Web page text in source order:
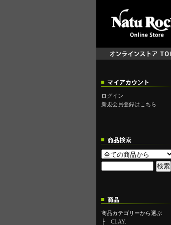
ログイン
新規会員登録はこちら
商品カテゴリーから選ぶ
├ CLAY.